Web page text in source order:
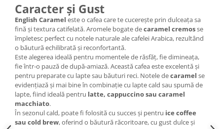
Caracter și Gust
English Caramel este o cafea care te cucerește prin dulceața sa
fină și textura catifelată. Aromele bogate decaramel cremosse
împletesc perfect cu notele naturale ale cafelei Arabica, rezultând
o băutură echilibrată și reconfortantă.
Este alegerea ideală pentru momentele de răsfăț, fie dimineața,
fie într-o pauză de după-amiază. Această cafea este excelentă și
pentru preparate cu lapte sau băuturi reci. Notele decaramel se
evidențiază și mai bine în combinație cu lapte cald sau spumă de
lapte, fiind ideală pentru latte, cappuccino sau caramel
macchiato.
În sezonul cald, poate fi folosită cu succes și pentru ice coffee
sau cold brew, oferind o băutură răcoritoare, cu gust dulce și